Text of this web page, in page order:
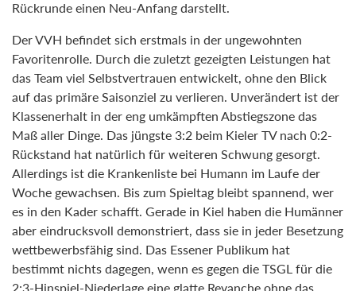
Rückrunde einen Neu-Anfang darstellt.
Der VVH befindet sich erstmals in der ungewohnten
Favoritenrolle. Durch die zuletzt gezeigten Leistungen hat
das Team viel Selbstvertrauen entwickelt, ohne den Blick
auf das primäre Saisonziel zu verlieren. Unverändert ist der
Klassenerhalt in der eng umkämpften Abstiegszone das
Maß aller Dinge. Das jüngste 3:2 beim Kieler TV nach 0:2-
Rückstand hat natürlich für weiteren Schwung gesorgt.
Allerdings ist die Krankenliste bei Humann im Laufe der
Woche gewachsen. Bis zum Spieltag bleibt spannend, wer
es in den Kader schafft. Gerade in Kiel haben die Humänner
aber eindrucksvoll demonstriert, dass sie in jeder Besetzung
wettbewerbsfähig sind. Das Essener Publikum hat
bestimmt nichts dagegen, wenn es gegen die TSGL für die